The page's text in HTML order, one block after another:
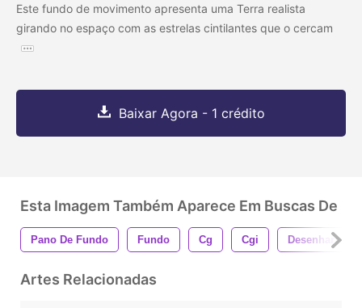
Este fundo de movimento apresenta uma Terra realista
girando no espaço com as estrelas cintilantes que o cercam
Baixar Agora - 1 crédito
Esta Imagem Também Aparece Em Buscas De
Pano De Fundo Fundo Cg Cgi Desenhar
Artes Relacionadas